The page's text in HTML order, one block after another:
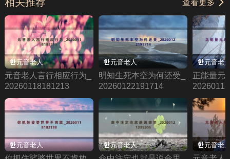
相关推荐 查看更多
元音老人
元音老人言行相应行为_
20260118181213
元音老人
明知生死本空为何还受_
20260122191714
元音老
正能量元
元音老人 元音老人 元音老